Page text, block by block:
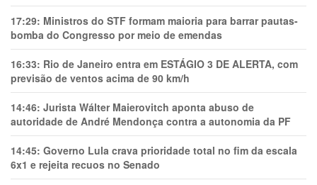
17:29: Ministros do STF formam maioria para barrar pautas-
bomba do Congresso por meio de emendas
16:33: Rio de Janeiro entra em ESTÁGIO 3 DE ALERTA, com
previsão de ventos acima de 90 km/h
14:46: Jurista Wálter Maierovitch aponta abuso de
autoridade de André Mendonça contra a autonomia da PF
14:45: Governo Lula crava prioridade total no fim da escala
6x1 e rejeita recuos no Senado